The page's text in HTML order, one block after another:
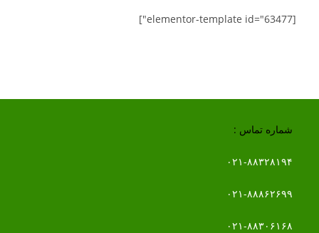
[elementor-template id="63477"]
شماره تماس :
۰۲۱-۸۸۳۲۸۱۹۴
۰۲۱-۸۸۸۶۲۶۹۹
۰۲۱-۸۸۳۰۶۱۶۸